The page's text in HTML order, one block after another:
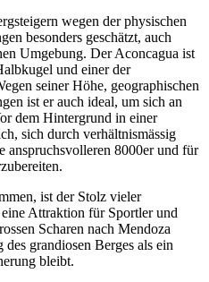
wegen der physischen
besonders geschätzt, auch
Umgebung. Der Aconcagua ist
und einer der
seiner Höhe, geographischen
ist er auch ideal, um sich an
dem Hintergrund in einer
sich durch verhältnismässig
anspruchsvolleren 8000er und für
ist der Stolz vieler
Attraktion für Sportler und
Scharen nach Mendoza
grandiosen Berges als ein
bleibt.